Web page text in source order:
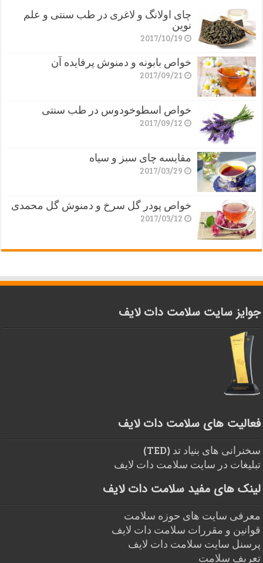
چای اولانگ و لاغری در طب سنتی و علم
نوین
2017/10/19
خواص بابونه و دمنوش پرفایده آن
2017/09/21
خواص اسطوخودوس در طب سنتی
2017/09/12
مقایسه چای سبز و سیاه
2017/03/29
خواص پودر گل سرخ و دمنوش گل محمدی
2017/03/12
جوایز سایت سلامت دات لایف
فعالیت های سلامت دات لایف
سخنرانی های بنیاد تد (TED)
تبلیغات در سایت سلامت دات لایف
لینک های مفید سلامت دات لایف
معرفی سایت های حوزه سلامت
قوانین و مقررات سلامت دات لایف
پرسنل سایت سلامت دات لایف
تعریف سلامت